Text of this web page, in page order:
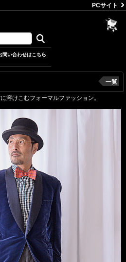
PCサイト
問い合わせはこちら
溶けこむフォーマルファッション。
一覧